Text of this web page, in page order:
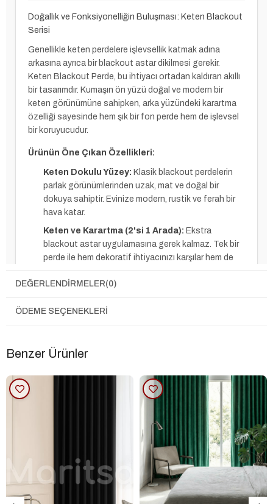
Doğallık ve Fonksiyonelliğin Buluşması: Keten Blackout
Serisi
Genellikle keten perdelere işlevsellik katmak adına
arkasına ayrıca bir blackout astar dikilmesi gerekir.
Keten Blackout Perde, bu ihtiyacı ortadan kaldıran akıllı
bir tasarımdır. Kumaşın ön yüzü doğal ve modern bir
keten görünümüne sahipken, arka yüzündeki karartma
özelliği sayesinde hem şık bir fon perde hem de işlevsel
bir koruyucudur.
Ürünün Öne Çıkan Özellikleri:
Keten Dokulu Yüzey: Klasik blackout perdelerin
parlak görünümlerinden uzak, mat ve doğal bir
dokuya sahiptir. Evinize modern, rustik ve ferah bir
hava katar.
Keten ve Karartma (2'si 1 Arada): Ekstra
blackout astar uygulamasına gerek kalmaz. Tek bir
perde ile hem dekoratif ihtiyacınızı karşılar hem de
Dayanıklı Yapı:İki farklı yüzeyi bir arada
çekmeye karşı son derece dirençlidir. Uzun yıllar
Etkili Işık Kırıcı:
aşırı ışığı kırarak içeride huzurlu, loş bir ortam
Keten görünümlü olmasına
rağmen ince değildir. Çift yüzeye sahip olması
sebebiyle astarlı kumaş niteliğindedir. Tok yapısı
sayesinde pileleri son derece düzgün durur ve
zengin bir görünüm sağlar.
Kolay Bakım:Leke tutmayan yapısı ve çamaşır
makinesinde yıkanabilir özelliği ile pratik bir kullanım
DEĞERLENDIRMELER(0)
ÖDEME SEÇENEKLERI
Benzer Ürünler